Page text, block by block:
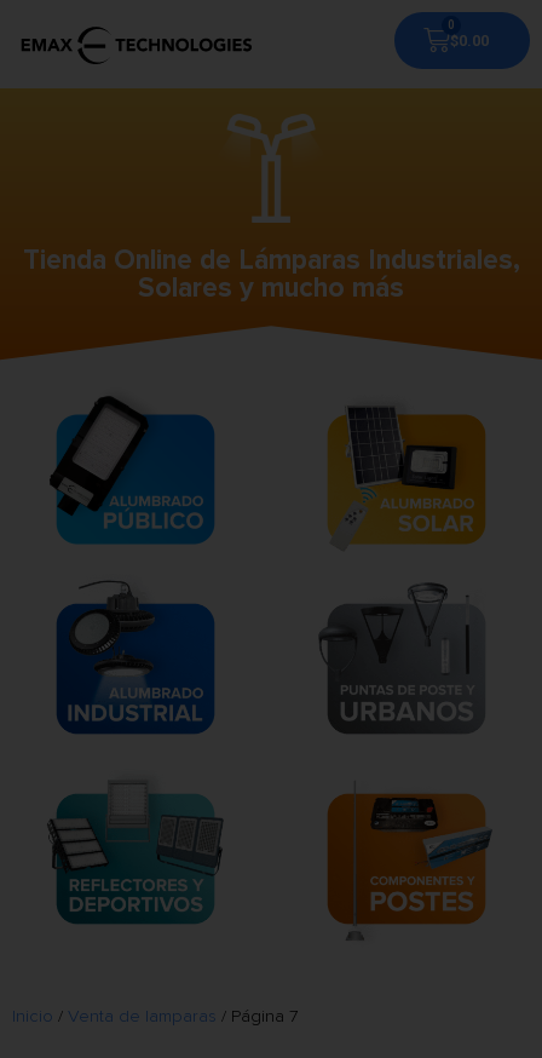
$0.00
Tienda Online de Lámparas Industriales,
Solares y mucho más
Inicio / Venta de lamparas / Página 7